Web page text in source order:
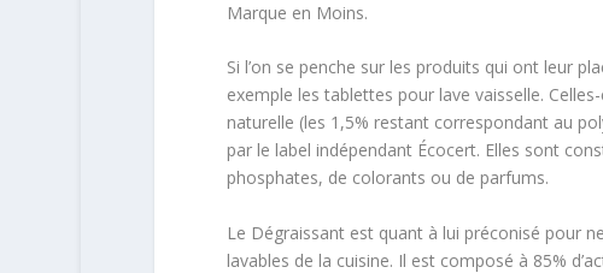
Marque en Moins.
Si l’on se penche sur les produits qui ont leur
exemple les tablettes pour lave vaisselle.
naturelle (les 1,5% restant correspondant au
par le label indépendant Écocert. Elles sont
phosphates, de colorants ou de parfums.
Le Dégraissant est quant à lui préconisé pour
lavables de la cuisine. Il est composé à 85%